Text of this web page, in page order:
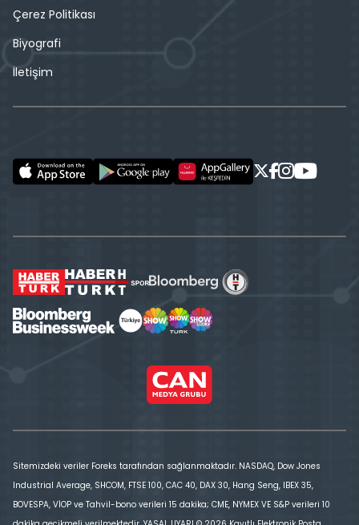
Çerez Politikası
Biyografi
İletişim
Sitemizdeki veriler Foreks tarafından sağlanmaktadır. NASDAQ, Dow Jones
Industrial Average, SHCOM, FTSE 100, CAC 40, DAX 30, Hang Seng, IBEX 35,
BOVESPA, VİOP ve Tahvil-bono verileri 15 dakika; CME, NYMEX VE S&P verileri 10